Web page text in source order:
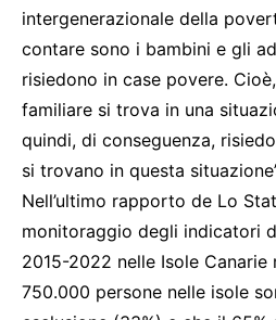
intergenerazionale della
contare sono i bambini e gli
risiedono in case povere.
familiare si trova in una
quindi, di conseguenza,
si trovano in questa
Nell’ultimo rapporto de Lo
monitoraggio degli indicatori
2015-2022 nelle Isole
750.000 persone nelle isole